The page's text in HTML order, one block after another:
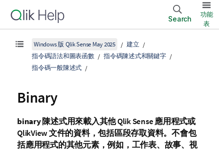
Search
功能
表
Windows 版 Qlik Sense May 2025
建立
指令碼語法和圖表函數
指令碼陳述式和關鍵字
指令碼一般陳述式
Binary
binary陳述式用來載入其他Qlik Sense應用程式或
QlikView文件的資料，包括區段存取資料。不會包
括應用程式的其他元素，例如，工作表、故事、視